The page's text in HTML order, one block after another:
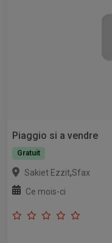
Piaggio si a vendre
Gratuit
Sakiet Ezzit,Sfax
Ce mois-ci